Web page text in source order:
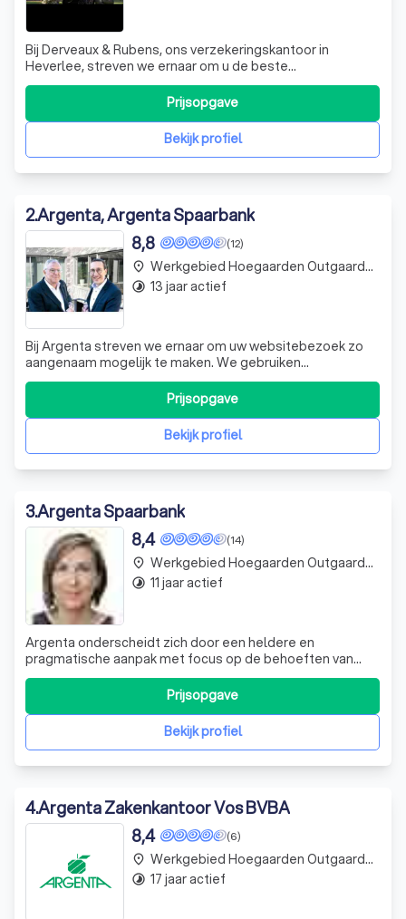
Bij Derveaux & Rubens, ons verzekeringskantoor in
Heverlee, streven we ernaar om u de beste
verzekeringsoplossingen te bieden. We begrijpen dat
elke klant uniek is en daarom bieden we op maat
gemaakte oplossingen voor al uw privé- en professionele
verzekeringen. Onze expertise en toewijding aan klan
Bekijk profiel
Prijsopgave
2.Argenta, Argenta Spaarbank
(12)
8,8
Bij Argenta streven we ernaar om uw websitebezoek zo
aangenaam mogelijk te maken. We gebruiken
verschillende soorten cookies en gerelateerde
technologieën om beter in te spelen op uw behoeften en
voorkeuren. We respecteren uw keuzes en bieden u de
mogelijkheid om uw cookie-instellingen te wijzigen e
Bekijk profiel
Prijsopgave
place Werkgebied Hoegaarden Outgaarden
timelapse 13 jaar actief
3.Argenta Spaarbank
(14)
8,4
Argenta onderscheidt zich door een heldere en
pragmatische aanpak met focus op de behoeften van
onze klanten. Die klant een betere financiële toekomst
kunnen bieden blijft ons uitgangspunt. Dat blijven we doen
met een persoonlijke benadering, respect voor onze
wereld, in begrijpelijke taal en tege
Bekijk profiel
Prijsopgave
place Werkgebied Hoegaarden Outgaarden
timelapse 11 jaar actief
4.Argenta Zakenkantoor Vos BVBA
(6)
8,4
place Werkgebied Hoegaarden Outgaarden
timelapse 17 jaar actief